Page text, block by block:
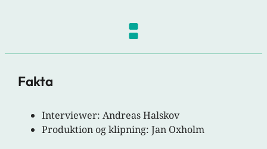
Fakta
Interviewer: Andreas Halskov
Produktion og klipning: Jan Oxholm